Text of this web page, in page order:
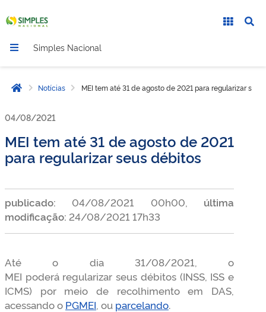
Simples Nacional
Página inicial
Notícias MEI tem até 31 de agosto de 2021 para regularizar
04/08/2021
MEI tem até 31 de agosto de 2021
para regularizar seus débitos
publicado: 04/08/2021 00h00, última
modificação: 24/08/2021 17h33
Até o dia 31/08/2021, o
MEI poderá regularizar seus débitos (INSS, ISS e
ICMS) por meio de recolhimento em DAS,
acessando o PGMEI, ou parcelando.